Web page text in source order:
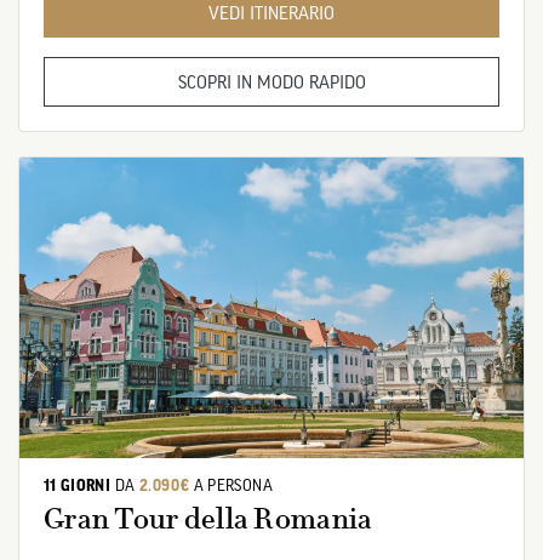
VEDI ITINERARIO
SCOPRI IN MODO RAPIDO
11 GIORNI DA 2.090€ A PERSONA
Gran Tour della Romania